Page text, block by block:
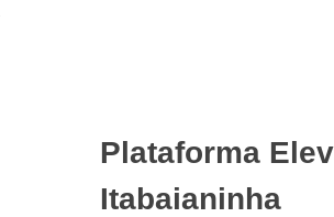
Plataforma
Itabaianinha